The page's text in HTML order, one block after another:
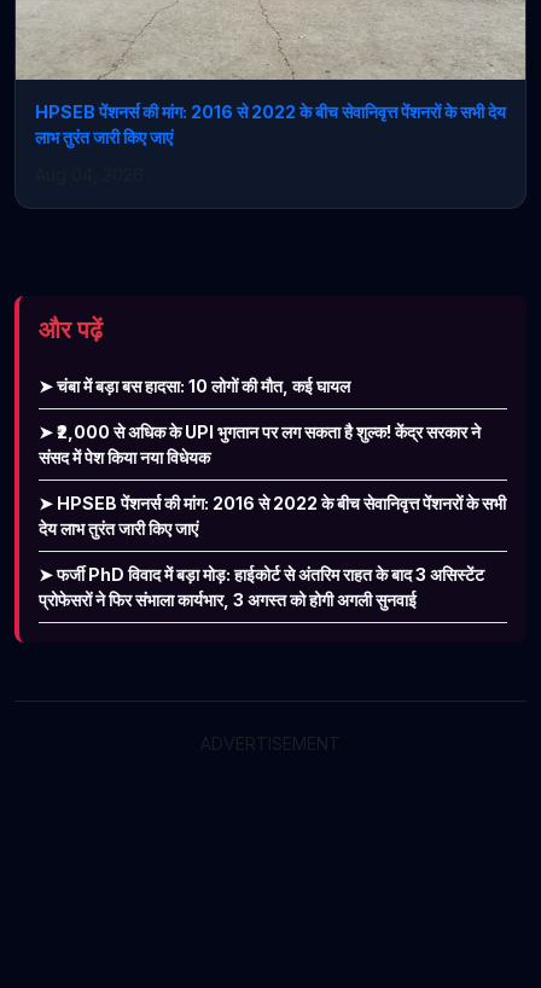
HPSEB पेंशनर्स की मांग: 2016 से 2022 के बीच सेवानिवृत्त पेंशनरों के सभी देय
लाभ तुरंत जारी किए जाएं
और पढ़ें
➤ चंबा में बड़ा बस हादसा: 10 लोगों की मौत, कई घायल
➤ ₹2,000 से अधिक के UPI भुगतान पर लग सकता है शुल्क! केंद्र सरकार ने
संसद में पेश किया नया विधेयक
➤ HPSEB पेंशनर्स की मांग: 2016 से 2022 के बीच सेवानिवृत्त पेंशनरों के सभी
देय लाभ तुरंत जारी किए जाएं
➤ फर्जी PhD विवाद में बड़ा मोड़: हाईकोर्ट से अंतरिम राहत के बाद 3 असिस्टेंट
प्रोफेसरों ने फिर संभाला कार्यभार, 3 अगस्त को होगी अगली सुनवाई
ADVERTISEMENT